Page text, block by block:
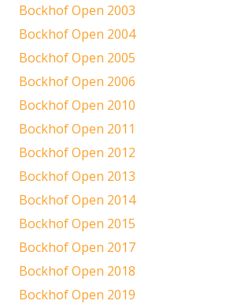
Bockhof Open 2003
Bockhof Open 2004
Bockhof Open 2005
Bockhof Open 2006
Bockhof Open 2010
Bockhof Open 2011
Bockhof Open 2012
Bockhof Open 2013
Bockhof Open 2014
Bockhof Open 2015
Bockhof Open 2017
Bockhof Open 2018
Bockhof Open 2019